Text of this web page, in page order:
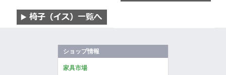
ショップ情報
家具市場